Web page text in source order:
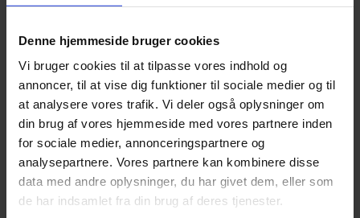
Denne hjemmeside bruger cookies
Vi bruger cookies til at tilpasse vores indhold og
annoncer, til at vise dig funktioner til sociale medier og til
at analysere vores trafik. Vi deler også oplysninger om
din brug af vores hjemmeside med vores partnere inden
for sociale medier, annonceringspartnere og
analysepartnere. Vores partnere kan kombinere disse
data med andre oplysninger, du har givet dem, eller som
de har indsamlet fra din brug af deres tjenester.
farvestoffer og kemikalier! I 2026 genanvender vi
her. ♻